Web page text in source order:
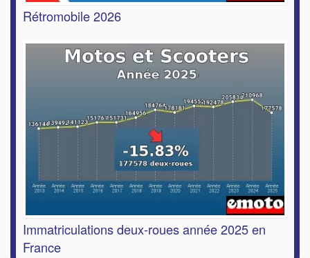
Rétromobile 2026
Immatriculations deux-roues année 2025 en
France